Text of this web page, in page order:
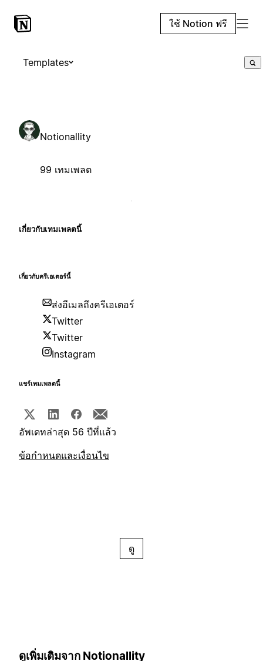
ใช้ Notion ฟรี
Templates
Notionallity
99 เทมเพลต
เกี่ยวกับเทมเพลตนี้
เกี่ยวกับครีเอเตอร์นี้
ส่งอีเมลถึงครีเอเตอร์
Twitter
Twitter
Instagram
แชร์เทมเพลตนี้
อัพเดทล่าสุด 56 ปีที่แล้ว
ข้อกำหนดและเงื่อนไข
ดู
ดูเพิ่มเติมจาก Notionallity